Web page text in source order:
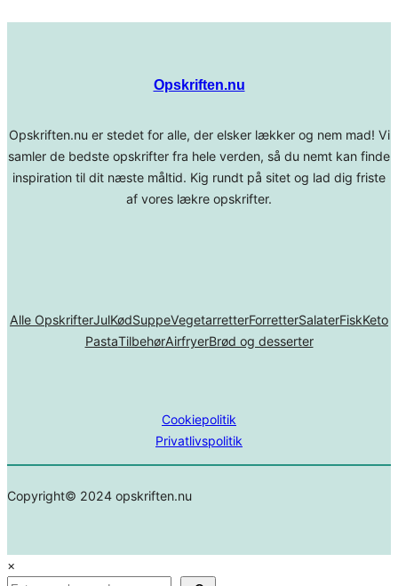
Opskriften.nu
Opskriften.nu er stedet for alle, der elsker lækker og nem mad! Vi
samler de bedste opskrifter fra hele verden, så du nemt kan finde
inspiration til dit næste måltid. Kig rundt på sitet og lad dig friste
af vores lækre opskrifter.
Alle OpskrifterJulKødSuppeVegetarretterForretterSalaterFiskKeto
PastaTilbehørAirfryerBrød og desserter
Cookiepolitik
Privatlivspolitik
Copyright© 2024 opskriften.nu
×